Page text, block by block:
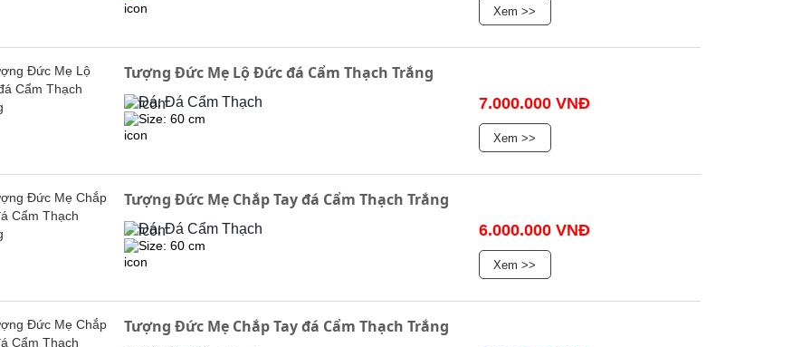
Xem >>
Tượng Đức Mẹ Lộ Đức đá Cẩm Thạch Trắng
Đá: Đá Cẩm Thạch
Size: 60 cm
7.000.000 VNĐ
Xem >>
Tượng Đức Mẹ Chắp Tay đá Cẩm Thạch Trắng
Đá: Đá Cẩm Thạch
Size: 60 cm
6.000.000 VNĐ
Xem >>
Tượng Đức Mẹ Chắp Tay đá Cẩm Thạch Trắng